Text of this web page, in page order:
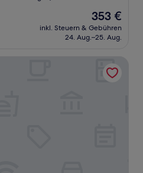
Der
Preis
beträgt
353 €
inkl. Steuern & Gebühren
24. Aug.–25. Aug.